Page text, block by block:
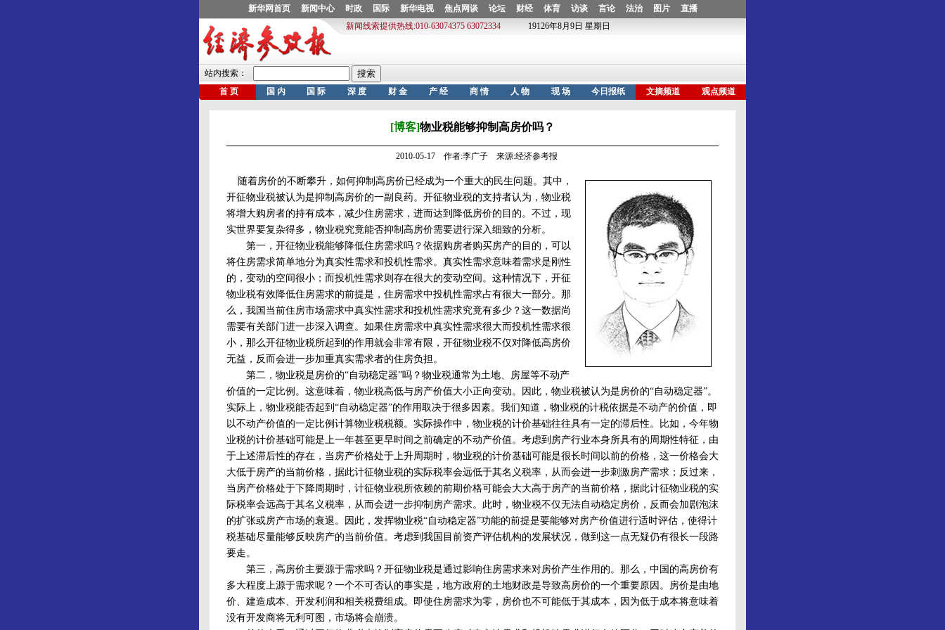
[博客]物业税能够抑制高房价吗？
2010-05-17 作者:李广子 来源:经济参考报
随着房价的不断攀升，如何抑制高房价已经成为一个重大的民生问题。其中，
开征物业税被认为是抑制高房价的一副良药。开征物业税的支持者认为，物业税
将增大购房者的持有成本，减少住房需求，进而达到降低房价的目的。不过，现
实世界要复杂得多，物业税究竟能否抑制高房价需要进行深入细致的分析。
第一，开征物业税能够降低住房需求吗？依据购房者购买房产的目的，可以
将住房需求简单地分为真实性需求和投机性需求。真实性需求意味着需求是刚性
的，变动的空间很小；而投机性需求则存在很大的变动空间。这种情况下，开征
物业税有效降低住房需求的前提是，住房需求中投机性需求占有很大一部分。那
么，我国当前住房市场需求中真实性需求和投机性需求究竟有多少？这一数据尚
需要有关部门进一步深入调查。如果住房需求中真实性需求很大而投机性需求很
小，那么开征物业税所起到的作用就会非常有限，开征物业税不仅对降低高房价
无益，反而会进一步加重真实需求者的住房负担。
第二，物业税是房价的“自动稳定器”吗？物业税通常为土地、房屋等不动产
价值的一定比例。这意味着，物业税高低与房产价值大小正向变动。因此，物业税被认为是房价的“自动稳定器”。
实际上，物业税能否起到“自动稳定器”的作用取决于很多因素。我们知道，物业税的计税依据是不动产的价值，即
以不动产价值的一定比例计算物业税税额。实际操作中，物业税的计价基础往往具有一定的滞后性。比如，今年物
业税的计价基础可能是上一年甚至更早时间之前确定的不动产价值。考虑到房产行业本身所具有的周期性特征，由
于上述滞后性的存在，当房产价格处于上升周期时，物业税的计价基础可能是很长时间以前的价格，这一价格会大
大低于房产的当前价格，据此计征物业税的实际税率会远低于其名义税率，从而会进一步刺激房产需求；反过来，
当房产价格处于下降周期时，计征物业税所依赖的前期价格可能会大大高于房产的当前价格，据此计征物业税的实
际税率会远高于其名义税率，从而会进一步抑制房产需求。此时，物业税不仅无法自动稳定房价，反而会加剧泡沫
的扩张或房产市场的衰退。因此，发挥物业税“自动稳定器”功能的前提是要能够对房产价值进行适时评估，使得计
税基础尽量能够反映房产的当前价值。考虑到我国目前资产评估机构的发展状况，做到这一点无疑仍有很长一段路
要走。
第三，高房价主要源于需求吗？开征物业税是通过影响住房需求来对房价产生作用的。那么，中国的高房价有
多大程度上源于需求呢？一个不可否认的事实是，地方政府的土地财政是导致高房价的一个重要原因。房价是由地
价、建造成本、开发利润和相关税费组成。即使住房需求为零，房价也不可能低于其成本，因为低于成本将意味着
没有开发商将无利可图，市场将会崩溃。